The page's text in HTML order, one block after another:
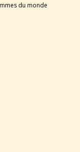
du monde